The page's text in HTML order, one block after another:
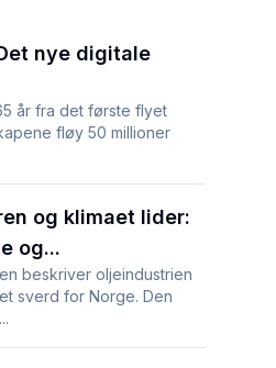
nye digitale
år fra det første flyet
fløy 50 millioner
og klimaet lider:
og...
beskriver oljeindustrien
sverd for Norge. Den